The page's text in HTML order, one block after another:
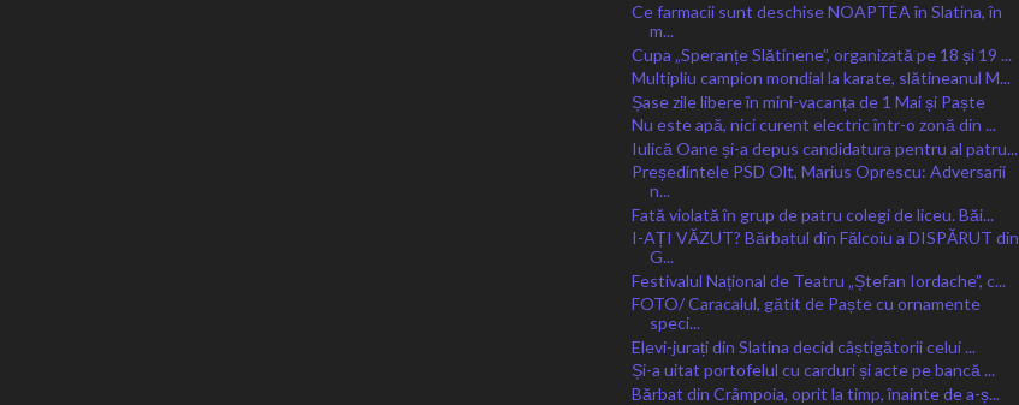
Ce farmacii sunt deschise NOAPTEA în Slatina, în
m...
Cupa „Speranțe Slătinene”, organizată pe 18 și 19 ...
Multipliu campion mondial la karate, slătineanul M...
Șase zile libere în mini-vacanța de 1 Mai și Paște
Nu este apă, nici curent electric într-o zonă din ...
Iulică Oane și-a depus candidatura pentru al patru...
Președintele PSD Olt, Marius Oprescu: Adversarii
n...
Fată violată în grup de patru colegi de liceu. Băi...
I-AȚI VĂZUT? Bărbatul din Fălcoiu a DISPĂRUT din
G...
Festivalul Național de Teatru „Ștefan Iordache”, c...
FOTO/ Caracalul, gătit de Paște cu ornamente
speci...
Elevi-jurați din Slatina decid câștigătorii celui ...
Și-a uitat portofelul cu carduri și acte pe bancă ...
Bărbat din Crâmpoia, oprit la timp, înainte de a-ș...